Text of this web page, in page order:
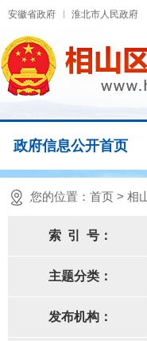
安徽省政府 淮北市人民政府
政府信息公开首页
您的位置： 首页 > 相
索 引 号：
主题分类：
发布机构：